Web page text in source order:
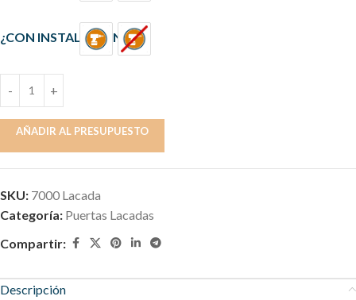
¿CON INSTALACIÓN?
AÑADIR AL PRESUPUESTO
SKU: 7000 Lacada
Categoría: Puertas Lacadas
Compartir:
Descripción